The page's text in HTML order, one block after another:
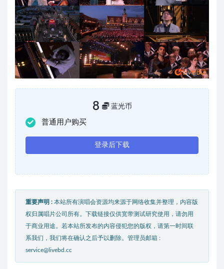
8 蓝光币
普通用户购买
登录后下载
重要声明 : 本站所有演唱会资源均来源于网络收集并整理，内容版
权归属唱片公司所有。下载链接仅供宽带测试研究使用，请勿用
于商业用途。若本站所发布的内容侵犯您的版权，请第一时间联
系我们，我们将在确认之后予以删除。管理员邮箱 :
service@livebd.cc